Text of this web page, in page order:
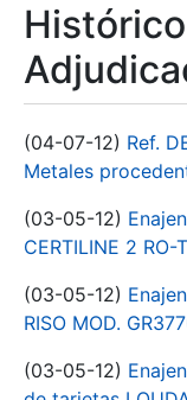
(04-07-12) Ref.
Metales
(03-05-12)
CERTILINE 2 RO-
(03-05-12)
RISO MOD.
(03-05-12)